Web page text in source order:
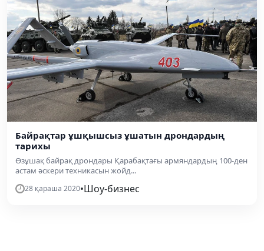
Байрақтар ұшқышсыз ұшатын дрондардың
тарихы
Өзұшақ байрақ дрондары Қарабақтағы армяндардың 100-ден
астам әскери техникасын жойд...
28 қараша 2020•Шоу-бизнес